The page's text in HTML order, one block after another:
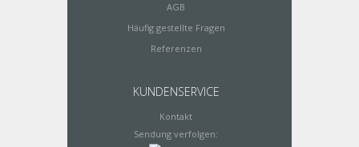
AGB
Häufig gestellte Fragen
Referenzen
KUNDENSERVICE
Kontakt
Sendung verfolgen: